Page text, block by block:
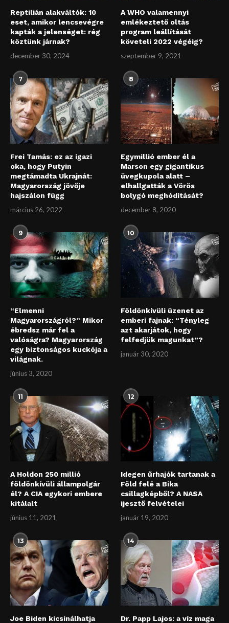
Reptilián alakváltók: 10
eset, amikor lencsevégre
kapták a jelenséget: rég
köztünk járnak?
december 30, 2024
A WHO valamennyi
emlékeztető oltás
program leállítását
követeli 2022 végéig?
szeptember 9, 2021
7
Frei Tamás: ez az igazi
oka, hogy Putyin
megtámadta Ukrajnát:
Magyarország jövője
hajszálon függ
március 26, 2022
8
Egymillió ember él a
Marson egy gigantikus
üvegkupola alatt –
elhallgatták a Vörös
bolygó meghódítását?
december 8, 2020
9
“Elmenni
Magyarországról?” Mikor
ébredsz már fel a
valóságra? Magyarország
egy biztonságos kuckója a
világnak.
június 3, 2020
10
Földönkívüli üzenet az
emberi fajnak: “Tényleg
azt akarjátok, hogy
felfedjük magunkat”?
január 30, 2020
11
A Holdon 250 millió
földönkívüli állampolgár
él? A CIA egykori embere
kitálalt
június 11, 2021
12
Idegen űrhajók tartanak a
Föld felé a Bika
csillagképből? A NASA
ijesztő felvételei
január 19, 2020
13
Joe Biden kicsinálhatja
14
Dr. Papp Lajos: a víz maga